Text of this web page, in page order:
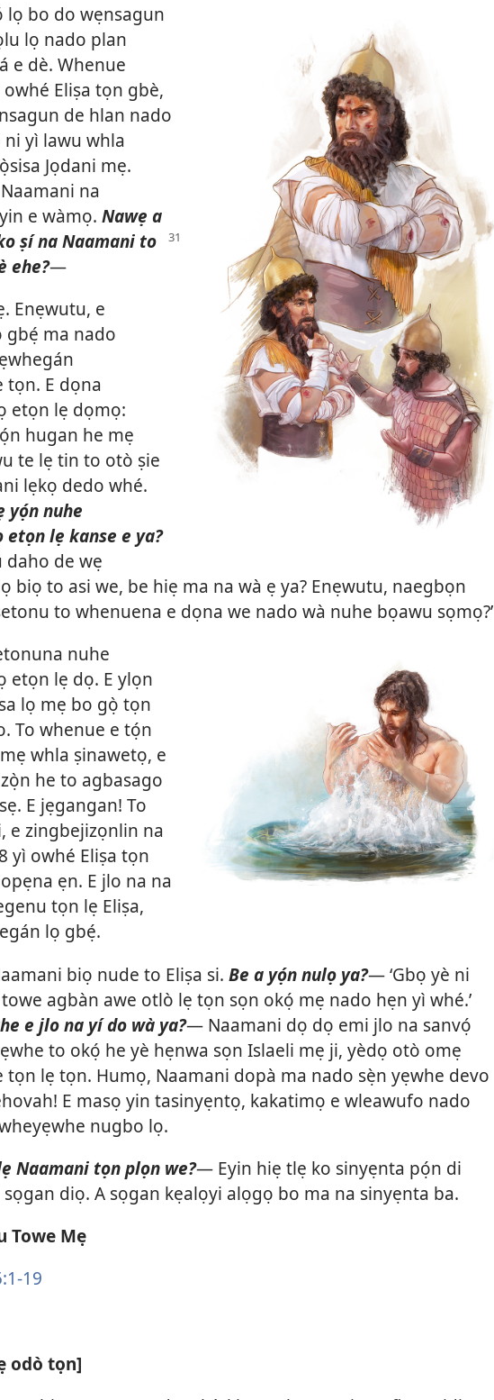
lọ bo do wẹnsagun
lọ nado plan
e dè. Whenue
Eliṣa tọn gbè,
de hlan nado
yì lawu whla
Jọdani mẹ.
na
e wàmọ. Nawẹ a
ṣí na Naamani to
ehe?—
Enẹwutu, e
gbẹ́ ma nado
tọn. E dọna
etọn lẹ dọmọ:
hugan he mẹ
te lẹ tin to otò ṣie
lẹkọ dedo whé.
yọ́n nuhe
lẹ kanse e ya?
daho de wẹ
biọ to asi we, be hiẹ ma na wà ẹ ya? Enẹwutu, naegbọn
to whenuena e dọna we nado wà nuhe bọawu sọmọ?’
nuhe
etọn lẹ dọ. E ylọn
lọ mẹ bo gọ̀ tọn
To whenue e tọ́n
whla ṣinawetọ, e
he to agbasago
E jẹgangan! To
e zingbejizọnlin na
yì owhé Eliṣa tọn
ẹn. E jlo na na
tọn lẹ Eliṣa,
lọ gbẹ́.
biọ nude to Eliṣa si. Be a yọ́n nulọ ya?— ‘Gbọ yè ni
agbàn awe otlò lẹ tọn sọn okọ́ mẹ nado hẹn yì whé.’
e jlo na yí do wà ya?— Naamani dọ dọ emi jlo na sanvọ́
to okọ́ he yè hẹnwa sọn Islaeli mẹ ji, yèdọ otò omẹ
tọn lẹ tọn. Humọ, Naamani dopà ma nado sẹ̀n yẹwhe devo
E masọ yin tasinyẹntọ, kakatimọ e wleawufo nado
nugbo lọ.
Naamani tọn plọn we?— Eyin hiẹ tlẹ ko sinyẹnta pọ́n di
sọgan diọ. A sọgan kẹalọyi alọgọ bo ma na sinyẹnta ba.
Towe Mẹ
19
odò tọn]